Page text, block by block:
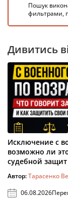
Пошук
фильтрами,
Дивитись
Исключение с
возможно ли
судебной защит
Автор:Тарасенко
06.08.2026